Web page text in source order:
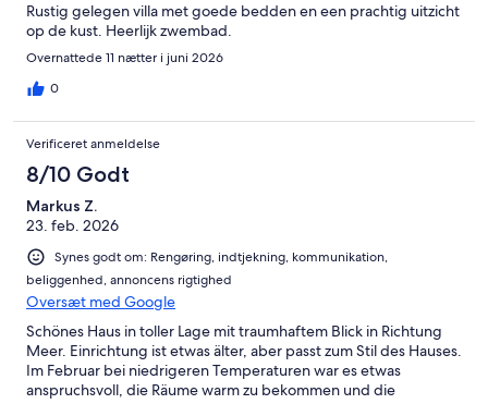
Rustig gelegen villa met goede bedden en een prachtig uitzicht
op de kust. Heerlijk zwembad.
Overnattede 11 nætter i juni 2026
0
Verificeret anmeldelse
8/10 Godt
Markus Z.
23. feb. 2026
Synes godt om: Rengøring, indtjekning, kommunikation,
beliggenhed, annoncens rigtighed
Oversæt med Google
Schönes Haus in toller Lage mit traumhaftem Blick in Richtung
Meer. Einrichtung ist etwas älter, aber passt zum Stil des Hauses.
Im Februar bei niedrigeren Temperaturen war es etwas
anspruchsvoll, die Räume warm zu bekommen und die